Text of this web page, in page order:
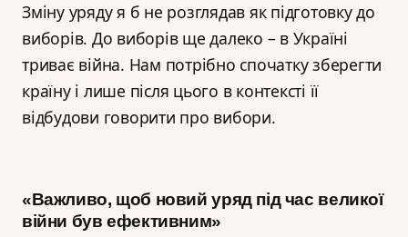
Зміну уряду я б не розглядав як підготовку до
виборів. До виборів ще далеко – в Україні
триває війна. Нам потрібно спочатку зберегти
країну і лише після цього в контексті її
відбудови говорити про вибори.
«Важливо, щоб новий уряд під час великої
війни був ефективним»